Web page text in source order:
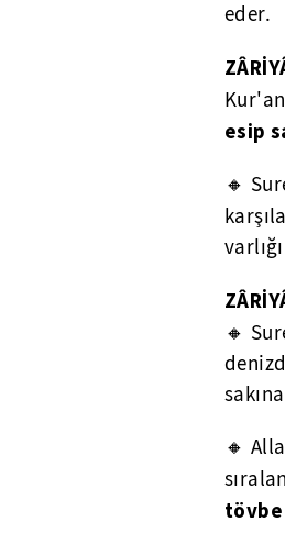
eder.
esip
🔸
🔸
🔸
tövbe